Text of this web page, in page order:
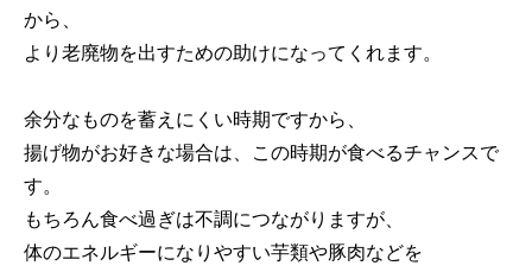
から、
より老廃物を出すための助けになってくれます。
余分なものを蓄えにくい時期ですから、
揚げ物がお好きな場合は、この時期が食べるチャンスで
す。
もちろん食べ過ぎは不調につながりますが、
体のエネルギーになりやすい芋類や豚肉などを